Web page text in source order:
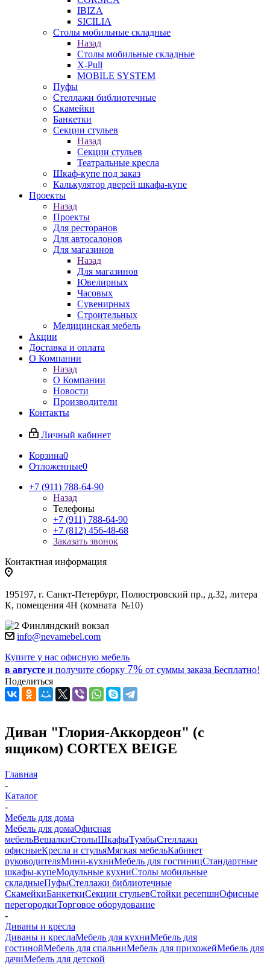
IBIZA
SICILIA
Столы мобильные складные
Назад
Столы мобильные складные
X-Pull
MOBILE SYSTEM
Пуфы
Стеллажи библиотечные
Скамейки
Банкетки
Секции стульев
Назад
Секции стульев
Театральные кресла
Шкаф-купе под заказ
Калькулятор дверей шкафа-купе
Проекты
Назад
Проекты
Для ресторанов
Для автосалонов
Для магазинов
Назад
Для магазинов
Ювелирных
Часовых
Сувенирных
Строительных
Медицинская мебель
Акции
Доставка и оплата
О Компании
Назад
О Компании
Новости
Производители
Контакты
Личный кабинет
Корзина0
Отложенные0
+7 (911) 788-64-90
Назад
Телефоны
+7 (911) 788-64-90
+7 (812) 456-48-68
Заказать звонок
Контактная информация
195197, г. Санкт-Петербург, Полюстровский пр., д.32, литера
К, помещения 4Н (комната №10)
Финляндский вокзал
info@nevamebel.com
Купите у нас офисную мебель
в августе и получите сборку 7% от суммы заказа Бесплатно!
Поделиться
Диван "Глория-Аккордеон" (с
ящиком) CORTEX BEIGE
Главная
-
Каталог
-
Мебель для дома
Мебель для домаОфисная
мебельВешалкиСтолыШкафыТумбыСтеллажи
офисныеКресла и стульяМягкая мебельКабинет
руководителяМини-кухниМебель для гостиницСтандартные
шкафы-купеМодульные кухниСтолы мобильные
складныеПуфыСтеллажи библиотечные
СкамейкиБанкеткиСекции стульевСтойки ресепшнОфисные
перегородкиТорговое оборудование
-
Диваны и кресла
Диваны и креслаМебель для кухниМебель для
гостинойМебель для спальниМебель для прихожейМебель для
дачиМебель для детской